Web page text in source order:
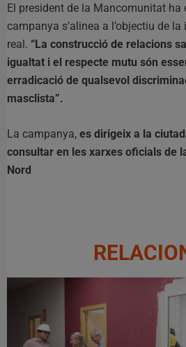
El president de la Mancomunitat ha
campanya s’alinea a l’objectiu de
real. “La construcció de relacions
igualtat i el respecte mutu són
erradicació de qualsevol
masclista”.
La campanya, es dirigeix a la
consultar en les xarxes oficials de
Nord